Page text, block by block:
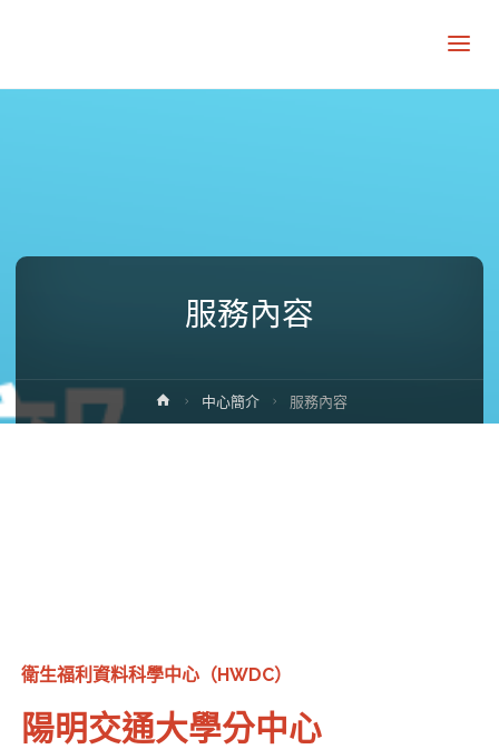
服務內容
Home中心簡介 服務內容
衛生福利資料科學中心（HWDC）
陽明交通大學分中心